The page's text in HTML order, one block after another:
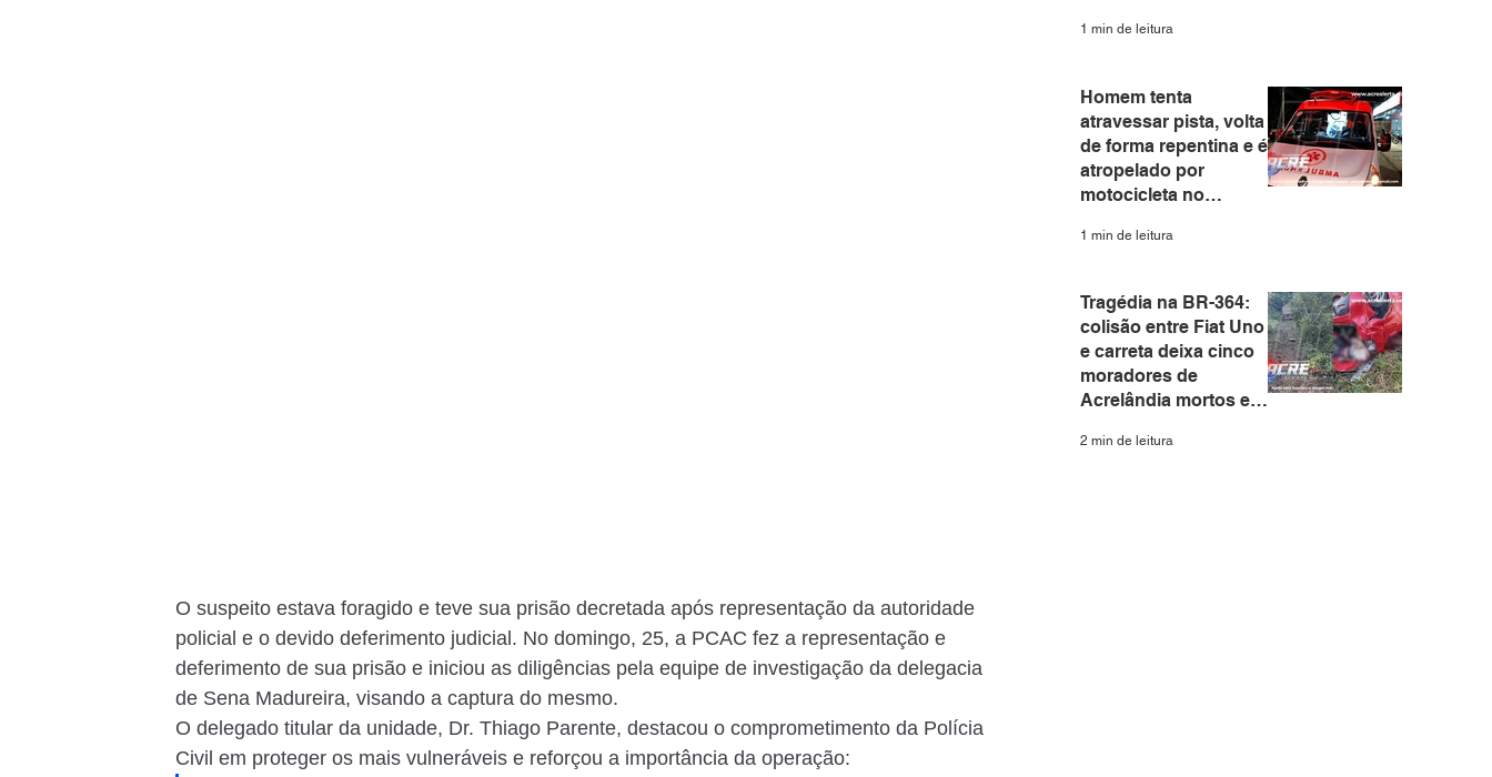
O suspeito estava foragido e teve sua prisão decretada após representação da autoridade
policial e o devido deferimento judicial. No domingo, 25, a PCAC fez a representação e
deferimento de sua prisão e iniciou as diligências pela equipe de investigação da delegacia
de Sena Madureira, visando a captura do mesmo.
O delegado titular da unidade, Dr. Thiago Parente, destacou o comprometimento da Polícia
Civil em proteger os mais vulneráveis e reforçou a importância da operação:
1 min de leitura
Homem tenta
atravessar pista, volta
de forma repentina e é
atropelado por
motocicleta no
Branco
1 min de leitura
Tragédia na BR-364:
colisão entre Fiat Uno
e carreta deixa cinco
moradores de
Acrelândia mortos em
2 min de leitura